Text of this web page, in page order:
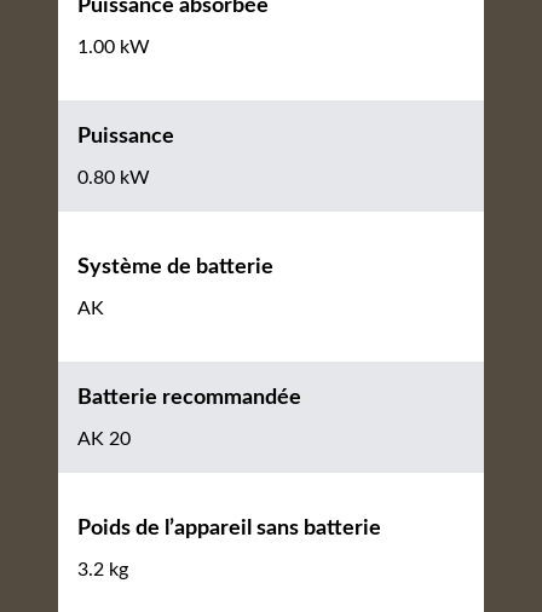
Puissance absorbée
1.00 kW
Puissance
0.80 kW
Système de batterie
AK
Batterie recommandée
AK 20
Poids de l’appareil sans batterie
3.2 kg